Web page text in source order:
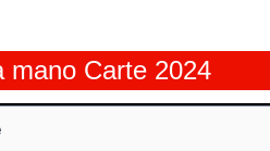
mano Carte 2024